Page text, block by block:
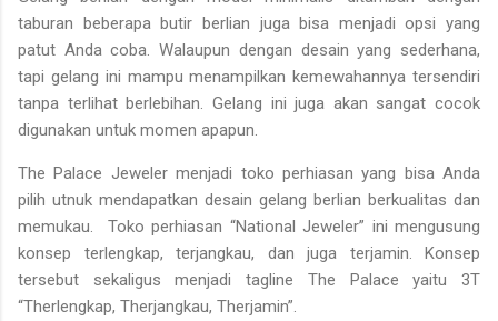
taburan beberapa butir berlian juga bisa menjadi opsi yang
patut Anda coba. Walaupun dengan desain yang sederhana,
tapi gelang ini mampu menampilkan kemewahannya tersendiri
tanpa terlihat berlebihan. Gelang ini juga akan sangat cocok
digunakan untuk momen apapun.
The Palace Jeweler menjadi toko perhiasan yang bisa Anda
pilih utnuk mendapatkan desain gelang berlian berkualitas dan
memukau. Toko perhiasan “National Jeweler” ini mengusung
konsep terlengkap, terjangkau, dan juga terjamin. Konsep
tersebut sekaligus menjadi tagline The Palace yaitu 3T
“Therlengkap, Therjangkau, Therjamin”.